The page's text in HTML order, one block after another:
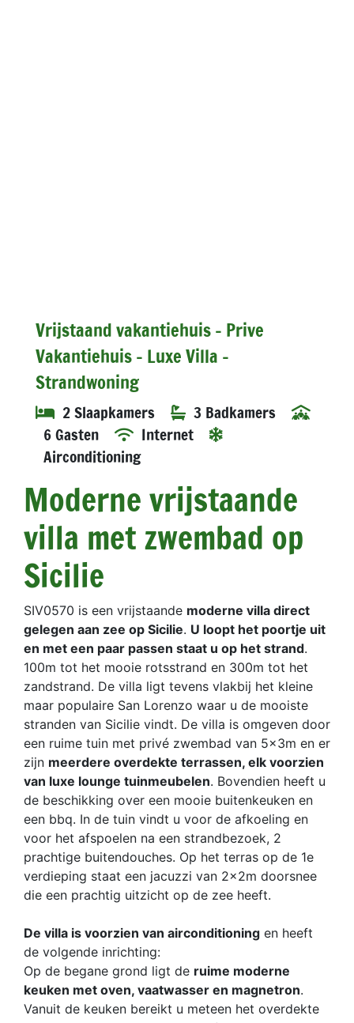
Vrijstaand vakantiehuis - Prive
Vakantiehuis - Luxe Villa -
Strandwoning
2 Slaapkamers
3 Badkamers
6 Gasten
Internet
Airconditioning
Moderne vrijstaande
villa met zwembad op
Sicilie
SIV0570 is een vrijstaande moderne villa direct
gelegen aan zee op Sicilie. U loopt het poortje uit
en met een paar passen staat u op het strand.
100m tot het mooie rotsstrand en 300m tot het
zandstrand. De villa ligt tevens vlakbij het kleine
maar populaire San Lorenzo waar u de mooiste
stranden van Sicilie vindt. De villa is omgeven door
een ruime tuin met privé zwembad van 5x3m en er
zijn meerdere overdekte terrassen, elk voorzien
van luxe lounge tuinmeubelen. Bovendien heeft u
de beschikking over een mooie buitenkeuken en
een bbq. In de tuin vindt u voor de afkoeling en
voor het afspoelen na een strandbezoek, 2
prachtige buitendouches. Op het terras op de 1e
verdieping staat een jacuzzi van 2x2m doorsnee
die een prachtig uitzicht op de zee heeft.
De villa is voorzien van airconditioning en heeft
de volgende inrichting:
Op de begane grond ligt de ruime moderne
keuken met oven, vaatwasser en magnetron.
Vanuit de keuken bereikt u meteen het overdekte